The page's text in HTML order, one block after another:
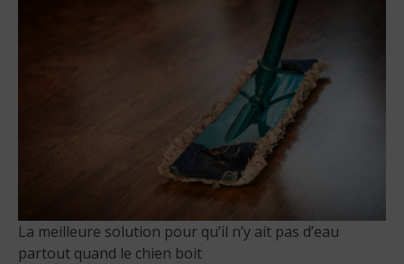
La meilleure solution pour qu’il n’y ait pas d’eau
partout quand le chien boit